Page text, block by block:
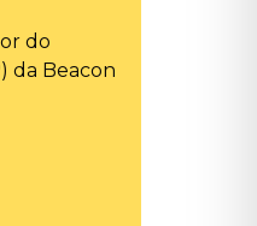
do
da Beacon